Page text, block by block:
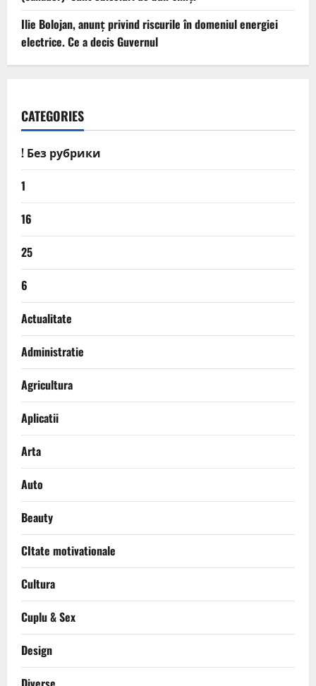
Ilie Bolojan, anunț privind riscurile în domeniul energiei
electrice. Ce a decis Guvernul
CATEGORIES
! Без рубрики
1
16
25
6
Actualitate
Administratie
Agricultura
Aplicatii
Arta
Auto
Beauty
CItate motivationale
Cultura
Cuplu & Sex
Design